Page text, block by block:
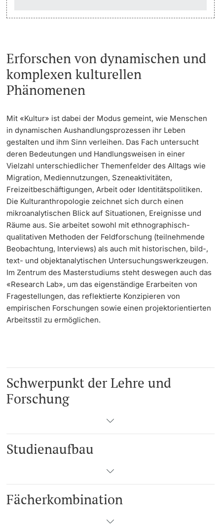
Koordinationsstelle für Geflüchtete
Beratungswegweiser
Lernen & Lehren
KI in Studium und Lehre
Digitales Lernen
Sprachenzentrum
Universitätsbibliothek Basel
Lernbörse
Lernräume
Erforschen von dynamischen und
komplexen kulturellen
Phänomenen
Mit «Kultur» ist dabei der Modus gemeint, wie Menschen
in dynamischen Aushandlungsprozessen ihr Leben
gestalten und ihm Sinn verleihen. Das Fach untersucht
deren Bedeutungen und Handlungsweisen in einer
Vielzahl unterschiedlicher Themenfelder des Alltags wie
Migration, Mediennutzungen, Szeneaktivitäten,
Freizeitbeschäftigungen, Arbeit oder Identitätspolitiken.
Die Kulturanthropologie zeichnet sich durch einen
mikroanalytischen Blick auf Situationen, Ereignisse und
Räume aus. Sie arbeitet sowohl mit ethnographisch-
qualitativen Methoden der Feldforschung (teilnehmende
Beobachtung, Interviews) als auch mit historischen, bild-,
text- und objektanalytischen Untersuchungswerkzeugen.
Im Zentrum des Masterstudiums steht deswegen auch das
«Research Lab», um das eigenständige Erarbeiten von
Fragestellungen, das reflektierte Konzipieren von
empirischen Forschungen sowie einen projektorientierten
Arbeitsstil zu ermöglichen.
Schwerpunkt der Lehre und
Forschung
Studienaufbau
Fächerkombination